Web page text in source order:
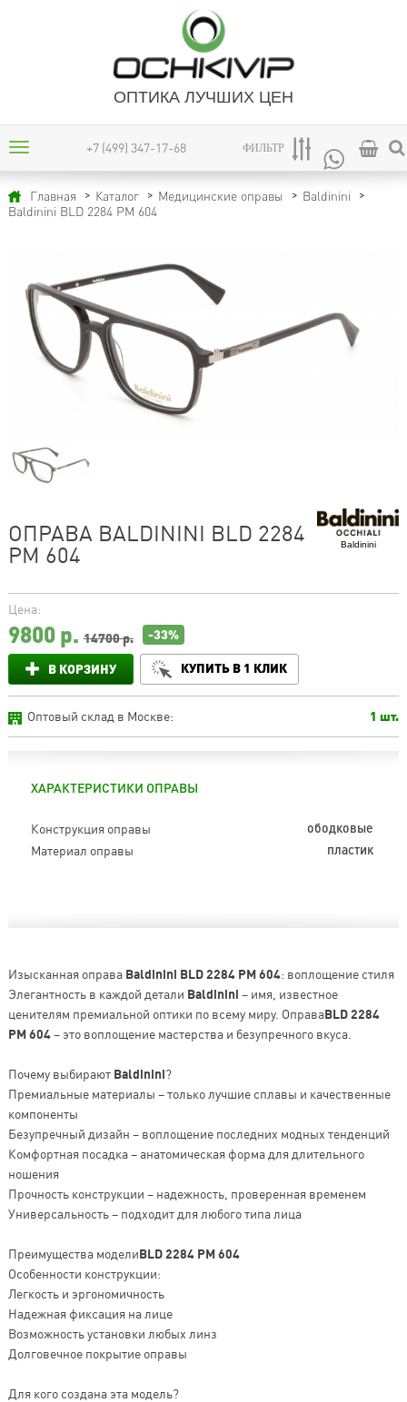
ОПТИКА ЛУЧШИХ ЦЕН
+7 (499) 347-17-68 ФИЛЬТР
Главная Каталог Медицинские оправы
Baldinini
Baldinini BLD 2284 PM 604
Baldinini
ОПРАВА BALDININI BLD 2284
PM 604
Цена:
9800р. 14700 р. -33%
В КОРЗИНУ КУПИТЬ В 1 КЛИК
Оптовый склад в Москве: 1 шт.
ХАРАКТЕРИСТИКИ ОПРАВЫ
Конструкция оправы ободковые
Материал оправы пластик
Изысканная оправа Baldinini BLD 2284 PM 604: воплощение стиля
Элегантность в каждой детали Baldinini – имя, известное
ценителям премиальной оптики по всему миру. ОправаBLD 2284
PM 604– это воплощение мастерства и безупречного вкуса.
Почему выбирают Baldinini?
Премиальные материалы – только лучшие сплавы и качественные
компоненты
Безупречный дизайн – воплощение последних модных тенденций
Комфортная посадка – анатомическая форма для длительного
ношения
Прочность конструкции – надежность, проверенная временем
Универсальность – подходит для любого типа лица
Преимущества моделиBLD 2284 PM 604
Особенности конструкции:
Легкость и эргономичность
Надежная фиксация на лице
Возможность установки любых линз
Долговечное покрытие оправы
Для кого создана эта модель?